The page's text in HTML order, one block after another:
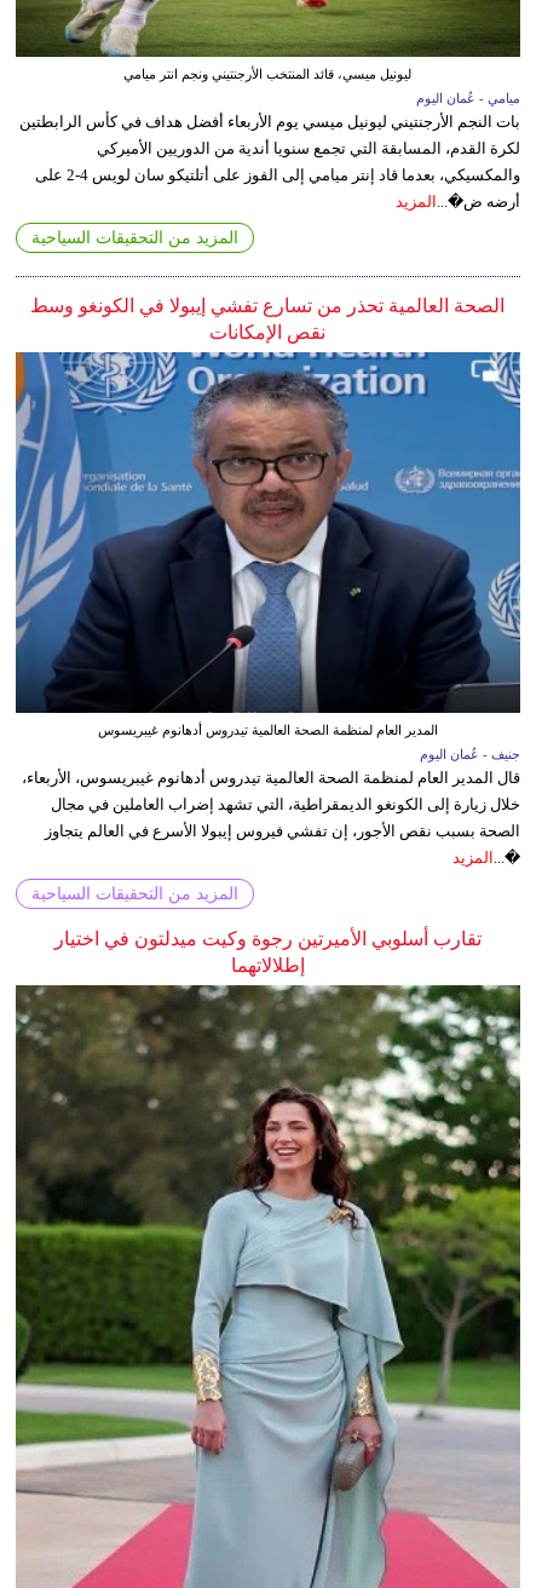
ليونيل ميسي، قائد المنتخب الأرجنتيني ونجم انتر ميامي
ميامي - عُمان اليوم
بات النجم الأرجنتيني ليونيل ميسي يوم الأربعاء أفضل هداف في كأس الرابطتين
لكرة القدم، المسابقة التي تجمع سنويا أندية من الدوريين الأميركي
والمكسيكي، بعدما قاد إنتر ميامي إلى الفوز على أتلتيكو سان لويس 4-2 على
أرضه ض�... المزيد
المزيد من التحقيقات السياحية
الصحة العالمية تحذر من تسارع تفشي إيبولا في الكونغو وسط
نقص الإمكانات
المدير العام لمنظمة الصحة العالمية تيدروس أدهانوم غيبريسوس
جنيف - عُمان اليوم
قال المدير العام لمنظمة الصحة العالمية تيدروس أدهانوم غيبريسوس، الأربعاء،
خلال زيارة إلى الكونغو الديمقراطية، التي تشهد إضراب العاملين في مجال
الصحة بسبب نقص الأجور، إن تفشي فيروس إيبولا الأسرع في العالم يتجاوز
�... المزيد
المزيد من التحقيقات السياحية
تقارب أسلوبي الأميرتين رجوة وكيت ميدلتون في اختيار
إطلالاتهما